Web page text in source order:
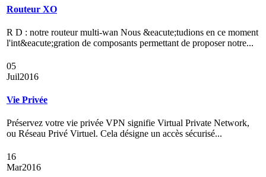
Routeur XO
R D : notre routeur multi-wan Nous &eacute;tudions en ce moment
l'int&eacute;gration de composants permettant de proposer notre...
05
Juil2016
Vie Privée
Préservez votre vie privée VPN signifie Virtual Private Network,
ou Réseau Privé Virtuel. Cela désigne un accès sécurisé...
16
Mar2016